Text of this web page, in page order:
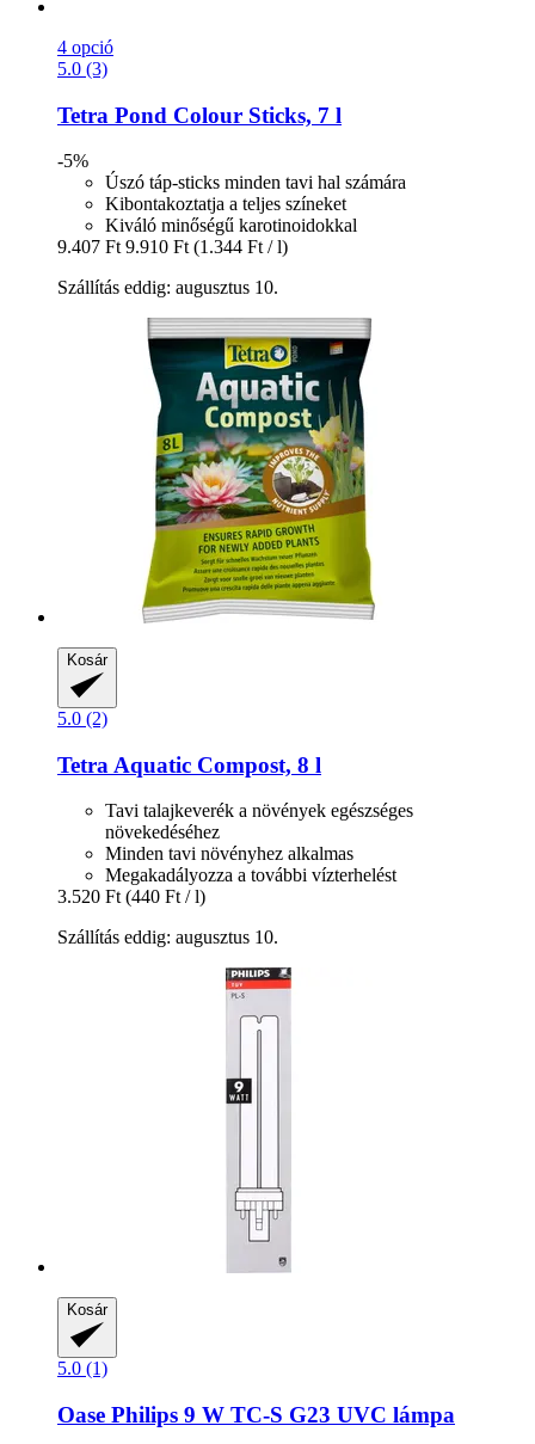
4 opció
5.0 (3)
Tetra Pond Colour Sticks, 7 l
-5%
Úszó táp-sticks minden tavi hal számára
Kibontakoztatja a teljes színeket
Kiváló minőségű karotinoidokkal
9.407 Ft 9.910 Ft (1.344 Ft / l)
Szállítás eddig: augusztus 10.
Kosár
5.0 (2)
Tetra Aquatic Compost, 8 l
Tavi talajkeverék a növények egészséges
növekedéséhez
Minden tavi növényhez alkalmas
Megakadályozza a további vízterhelést
3.520 Ft (440 Ft / l)
Szállítás eddig: augusztus 10.
Kosár
5.0 (1)
Oase Philips 9 W TC-​S G23 UVC lámpa